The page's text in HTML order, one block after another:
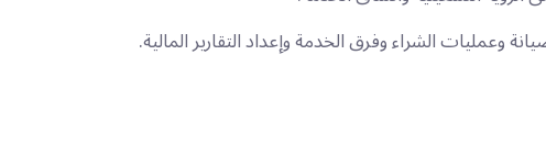
الشراء وفرق الخدمة وإعداد التقارير المالية.